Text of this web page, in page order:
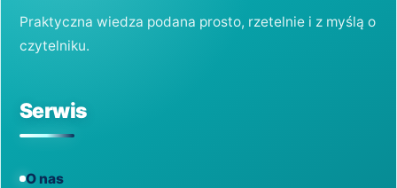
Praktyczna wiedza podana prosto, rzetelnie i z myślą o
czytelniku.
Serwis
O nas